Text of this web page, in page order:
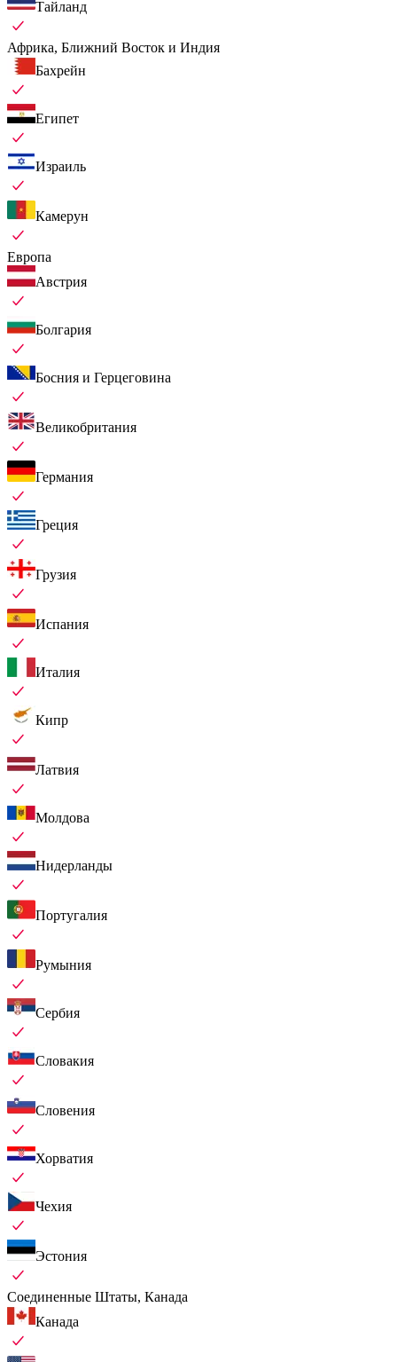
Тайланд
Африка, Ближний Восток и Индия
Бахрейн
Египет
Израиль
Камерун
Европа
Австрия
Болгария
Босния и Герцеговина
Великобритания
Германия
Греция
Грузия
Испания
Италия
Кипр
Латвия
Молдова
Нидерланды
Португалия
Румыния
Сербия
Словакия
Словения
Хорватия
Чехия
Эстония
Соединенные Штаты, Канада
Канада